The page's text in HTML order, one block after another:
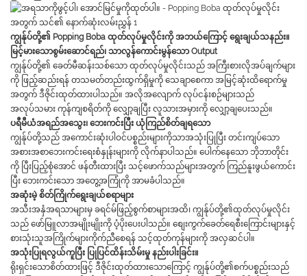
ကျွန်ုပ်တို့၏ Popping Boba ထုတ်လုပ်မှုလိုင်းကို အဘယ်ကြောင့် ရွေးချယ်သနည်း။
မြင့်မားသောစွမ်းဆောင်ရည်၊ သာလွန်ကောင်းမွန်သော Output
ကျွန်ုပ်တို့၏ ခေတ်မီဆန်းသစ်သော ထုတ်လုပ်မှုလိုင်းသည် အကြီးစားလိုအပ်ချက်များ
ကို ဖြည့်ဆည်းရန် တသမတ်တည်းထွက်ရှိမှုကို သေချာစေကာ အမြင့်ဆုံးထိရောက်မှု
အတွက် ဒီဇိုင်းထုတ်ထားပါသည်။ အလိုအလျောက် လုပ်ငန်းစဉ်များသည်
အလုပ်သမား ကုန်ကျစရိတ်ကို လျှော့ချပြီး လူသားအမှားကို လျှော့ချပေးသည်။
ပရီမီယံအရည်အသွေး၊ ဘေးကင်းပြီး ယုံကြည်စိတ်ချရသော
ကျွန်ုပ်တို့သည် အကောင်းဆုံးပါဝင်ပစ္စည်းများကိုသာအသုံးပြုပြီး တင်းကျပ်သော
အစားအစာဘေးကင်းရေးစံနှုန်းများကို လိုက်နာပါသည်။ ပေါက်နေသော ဘိုဘာတိုင်း
ကို ပြီးပြည့်စုံအောင် ဖန်တီးထားပြီး သင့်ဖောက်သည်များအတွက် ကြည်နူးဖွယ်ကောင်း
ပြီး ဘေးကင်းသော အတွေ့အကြုံကို အာမခံပါသည်။
အဆုံးမဲ့ စိတ်ကြိုက်ရွေးချယ်စရာများ
အသီးအနှံအရသာများမှ ခရင်မ်ဖြည့်စွက်စာများအထိ၊ ကျွန်ုပ်တို့၏ထုတ်လုပ်မှုလိုင်း
သည် ဖော်မြူလာအမျိုးမျိုးကို ပံ့ပိုးပေးပါသည်။ စျေးကွက်ခေတ်ရေစီးကြောင်းများနှင့်
စားသုံးသူအကြိုက်များကိုက်ညီစေရန် သင့်ထုတ်ကုန်များကို အလှဆင်ပါ။
အသုံးပြုရလွယ်ကူပြီး ပြုပြင်ထိန်းသိမ်းမှု နည်းပါးခြင်း။
ရိုးရှင်းသောစိတ်ထားဖြင့် ဒီဇိုင်းထုတ်ထားသောကြောင့် ကျွန်ုပ်တို့၏စက်ပစ္စည်းသည်